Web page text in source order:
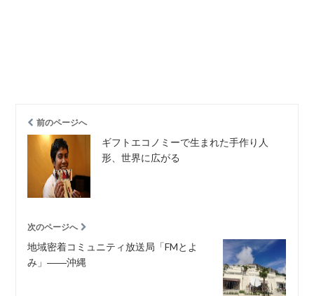
前のページへ
ギフトエコノミーで生まれた手作り人
形、世界に広がる
次のページへ
地域密着コミュニティ放送局「FMとよ
み」――沖縄